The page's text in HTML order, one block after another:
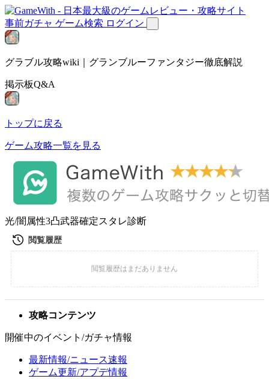
事前ガチャ ゲーム検索 ログイン
グラブル攻略wiki｜グランブルーファンタジー徹底解説
掲示板Q&A
トップに戻る
ゲーム攻略一覧を見る
光/闇属性3凸武器確定スタレ診断
攻略コンテンツ
開催中のイベント/ガチャ情報
最新情報/ニュース速報
ゲーム更新/アプデ情報